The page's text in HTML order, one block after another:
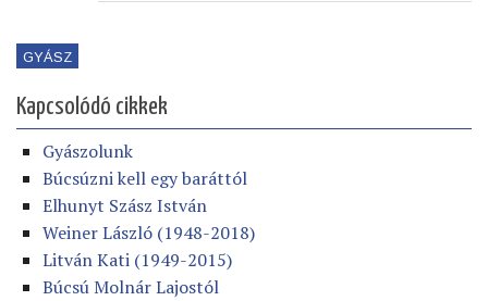
GYÁSZ
Kapcsolódó cikkek
Gyászolunk
Búcsúzni kell egy baráttól
Elhunyt Szász István
Weiner László (1948-2018)
Litván Kati (1949-2015)
Búcsú Molnár Lajostól